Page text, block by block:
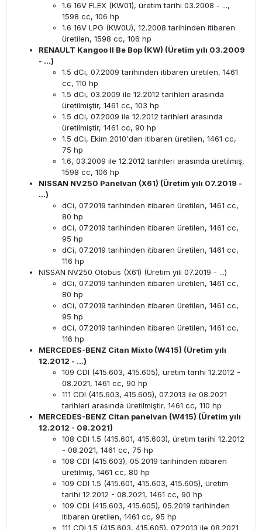
1.6 16V FLEX (KW01), üretim tarihi 03.2008 - ...,
1598 cc, 106 hp
1.6 16V LPG (KW0U), 12.2008 tarihinden itibaren
üretilen, 1598 cc, 106 hp
RENAULT Kangoo II Be Bop (KW) (Üretim yılı 03.2009
- ...)
1.5 dCi, 07.2009 tarihinden itibaren üretilen, 1461
cc, 110 hp
1.5 dCi, 03.2009 ile 12.2012 tarihleri ​​arasında
üretilmiştir, 1461 cc, 103 hp
1.5 dCi, 07.2009 ile 12.2012 tarihleri ​​arasında
üretilmiştir, 1461 cc, 90 hp
1.5 dCi, Ekim 2010'dan itibaren üretilen, 1461 cc,
75 hp
1.6, 03.2009 ile 12.2012 tarihleri ​​arasında üretilmiş,
1598 cc, 106 hp
NISSAN NV250 Panelvan (X61) (Üretim yılı 07.2019 -
...)
dCi, 07.2019 tarihinden itibaren üretilen, 1461 cc,
80 hp
dCi, 07.2019 tarihinden itibaren üretilen, 1461 cc,
95 hp
dCi, 07.2019 tarihinden itibaren üretilen, 1461 cc,
116 hp
NISSAN NV250 Otobüs (X61) (Üretim yılı 07.2019 - ...)
dCi, 07.2019 tarihinden itibaren üretilen, 1461 cc,
80 hp
dCi, 07.2019 tarihinden itibaren üretilen, 1461 cc,
95 hp
dCi, 07.2019 tarihinden itibaren üretilen, 1461 cc,
116 hp
MERCEDES-BENZ Citan Mixto (W415) (Üretim yılı
12.2012 - ...)
109 CDI (415.603, 415.605), üretim tarihi 12.2012 -
08.2021, 1461 cc, 90 hp
111 CDI (415.603, 415.605), 07.2013 ile 08.2021
tarihleri ​​arasında üretilmiştir, 1461 cc, 110 hp
MERCEDES-BENZ Citan panelvan (W415) (Üretim yılı
12.2012 - 08.2021)
108 CDI 1.5 (415.601, 415.603), üretim tarihi 12.2012
- 08.2021, 1461 cc, 75 hp
108 CDI (415.603), 05.2019 tarihinden itibaren
üretilmiş, 1461 cc, 80 hp
109 CDI 1.5 (415.601, 415.603, 415.605), üretim
tarihi 12.2012 - 08.2021, 1461 cc, 90 hp
109 CDI (415.603, 415.605), 05.2019 tarihinden
itibaren üretilen, 1461 cc, 95 hp
111 CDI 1.5 (415.603, 415.605), 07.2013 ile 08.2021